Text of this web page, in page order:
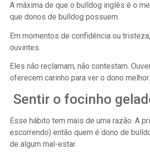
A máxima de que o bulldog inglês é o
que donos de bulldog possuem.
Em momentos de confidência ou
ouvintes.
Eles não reclamam, não contestam.
oferecem carinho para ver o dono melhor.
Sentir o focinho
Esse hábito tem mais de uma razão. A
escorrendo) então quem é dono de
de algum mal-estar.